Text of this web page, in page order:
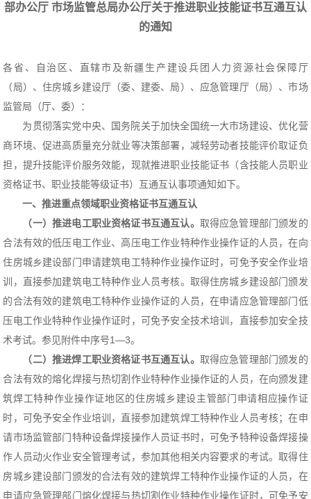
部办公厅 市场监管总局办公厅关于推进职业技能证书互通互认
的通知
各省、自治区、直辖市及新疆生产建设兵团人力资源社会保障厅
（局）、住房城乡建设厅（委、建委、局）、应急管理厅（局）、市场
监管局（厅、委）：
为贯彻落实党中央、国务院关于加快全国统一大市场建设、优化营
商环境、促进高质量充分就业等决策部署，减轻劳动者技能评价取证负
担，提升技能评价服务效能，现就推进职业技能证书（含技能人员职业
资格证书、职业技能等级证书）互通互认事项通知如下。
一、推进重点领域职业资格证书互通互认
（一）推进电工职业资格证书互通互认。 取得应急管理部门颁发的
合法有效的低压电工作业、高压电工作业特种作业操作证的人员，在向
住房城乡建设部门申请建筑电工特种作业操作证时，可免予安全作业培
训，直接参加建筑电工特种作业人员考核。取得住房城乡建设部门颁发
的合法有效的建筑电工特种作业操作证的人员，在申请应急管理部门低
压电工作业特种作业操作证时，可免予安全技术培训，直接参加安全技
术考试。参见附件中序号1—3。
（二）推进焊工职业资格证书互通互认。 取得应急管理部门颁发的
合法有效的熔化焊接与热切割作业特种作业操作证的人员，在向颁发建
筑焊工特种作业操作证地区的住房城乡建设主管部门申请相应操作证
时，可免予安全作业培训，直接参加建筑焊工特种作业人员考核；在申
请市场监管部门特种设备焊接操作人员证书时，可免予特种设备焊接操
作人员动火作业安全管理考试，参加其他相关内容要求的考试。取得住
房城乡建设部门颁发的合法有效的建筑焊工特种作业操作证的人员，在
申请应急管理部门熔化焊接与热切割作业特种作业操作证时，可免予安